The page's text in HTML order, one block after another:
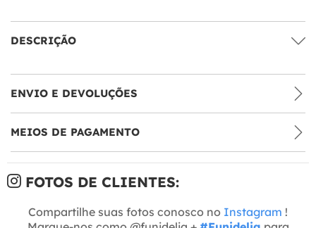
DESCRIÇÃO
ENVIO E DEVOLUÇÕES
MEIOS DE PAGAMENTO
FOTOS DE CLIENTES:
Compartilhe suas fotos conosco no Instagram !